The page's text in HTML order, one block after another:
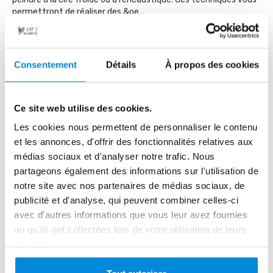
Consentement Détails À propos des cookies
Ce site web utilise des cookies.
Les cookies nous permettent de personnaliser le contenu
et les annonces, d'offrir des fonctionnalités relatives aux
médias sociaux et d'analyser notre trafic. Nous
partageons également des informations sur l'utilisation de
notre site avec nos partenaires de médias sociaux, de
publicité et d'analyse, qui peuvent combiner celles-ci
avec d'autres informations que vous leur avez fournies
ou qu'ils ont collectées lors de votre utilisation de leurs
permettront de réaliser des &oe...
Lire la suite
Le noir en peinture : conseils pour maîtriser
Le noir est-il une couleur ? Techniquement, non. C’est plus
exactement la combinaison de toutes les couleurs. Pourtant,